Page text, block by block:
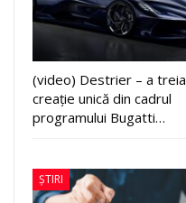
(video) Destrier – a treia
creație unică din cadrul
programului Bugatti…
ȘTIRI